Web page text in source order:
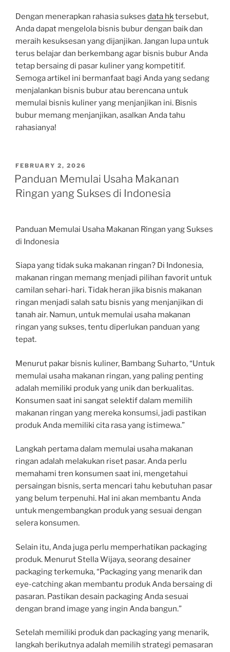
Dengan menerapkan rahasia sukses data hktersebut,
Anda dapat mengelola bisnis bubur dengan baik dan
meraih kesuksesan yang dijanjikan. Jangan lupa untuk
terus belajar dan berkembang agar bisnis bubur Anda
tetap bersaing di pasar kuliner yang kompetitif.
Semoga artikel ini bermanfaat bagi Anda yang sedang
menjalankan bisnis bubur atau berencana untuk
memulai bisnis kuliner yang menjanjikan ini. Bisnis
bubur memang menjanjikan, asalkan Anda tahu
rahasianya!
POSTED
ON
FEBRUARY 2, 2026
Panduan Memulai Usaha Makanan
Ringan yang Sukses di Indonesia
Panduan Memulai Usaha Makanan Ringan yang Sukses
di Indonesia
Siapa yang tidak suka makanan ringan? Di Indonesia,
makanan ringan memang menjadi pilihan favorit untuk
camilan sehari-hari. Tidak heran jika bisnis makanan
ringan menjadi salah satu bisnis yang menjanjikan di
tanah air. Namun, untuk memulai usaha makanan
ringan yang sukses, tentu diperlukan panduan yang
tepat.
Menurut pakar bisnis kuliner, Bambang Suharto, “Untuk
memulai usaha makanan ringan, yang paling penting
adalah memiliki produk yang unik dan berkualitas.
Konsumen saat ini sangat selektif dalam memilih
makanan ringan yang mereka konsumsi, jadi pastikan
produk Anda memiliki cita rasa yang istimewa.”
Langkah pertama dalam memulai usaha makanan
ringan adalah melakukan riset pasar. Anda perlu
memahami tren konsumen saat ini, mengetahui
persaingan bisnis, serta mencari tahu kebutuhan pasar
yang belum terpenuhi. Hal ini akan membantu Anda
untuk mengembangkan produk yang sesuai dengan
selera konsumen.
Selain itu, Anda juga perlu memperhatikan packaging
produk. Menurut Stella Wijaya, seorang desainer
packaging terkemuka, “Packaging yang menarik dan
eye-catching akan membantu produk Anda bersaing di
pasaran. Pastikan desain packaging Anda sesuai
dengan brand image yang ingin Anda bangun.”
Setelah memiliki produk dan packaging yang menarik,
langkah berikutnya adalah memilih strategi pemasaran